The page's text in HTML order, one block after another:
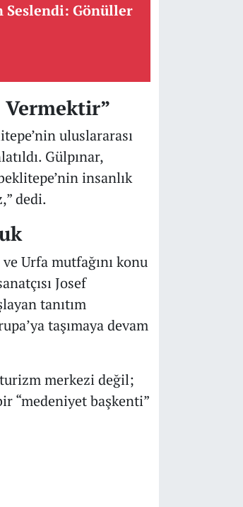
Seslendi: Gönüller
Vermektir”
uluslararası
Gülpınar,
insanlık
dedi.
Urfa mutfağını konu
Josef
tanıtım
taşımaya devam
turizm merkezi değil;
“medeniyet başkenti”